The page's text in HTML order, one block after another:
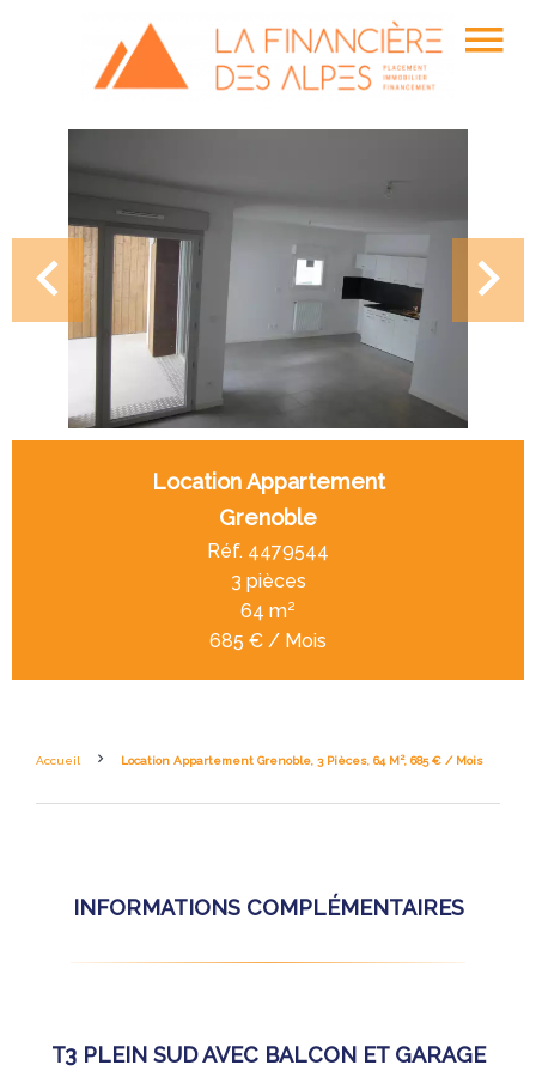
Location Appartement
Grenoble
Réf. 4479544
3 pièces
64 m²
685 € / Mois
Accueil Location Appartement Grenoble, 3 Pièces, 64 M², 685 € / Mois
INFORMATIONS COMPLÉMENTAIRES
T3 PLEIN SUD AVEC BALCON ET GARAGE